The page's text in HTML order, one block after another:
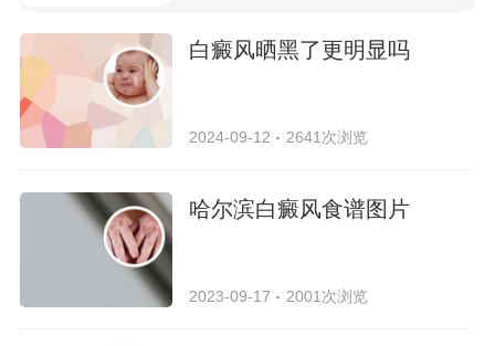
白癜风晒黑了更明显吗
2024-09-12 2641次浏览
哈尔滨白癜风食谱图片
2023-09-17 2001次浏览